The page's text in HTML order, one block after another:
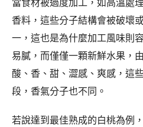
香料，這些分子結構會被破壞
一，這也是為什麼加工風味則
易膩，而僅僅一顆新鮮水果，
酸、香、甜、澀感、爽感，這
段，香氣分子也不同。
若說達到最佳熟成的白桃為例